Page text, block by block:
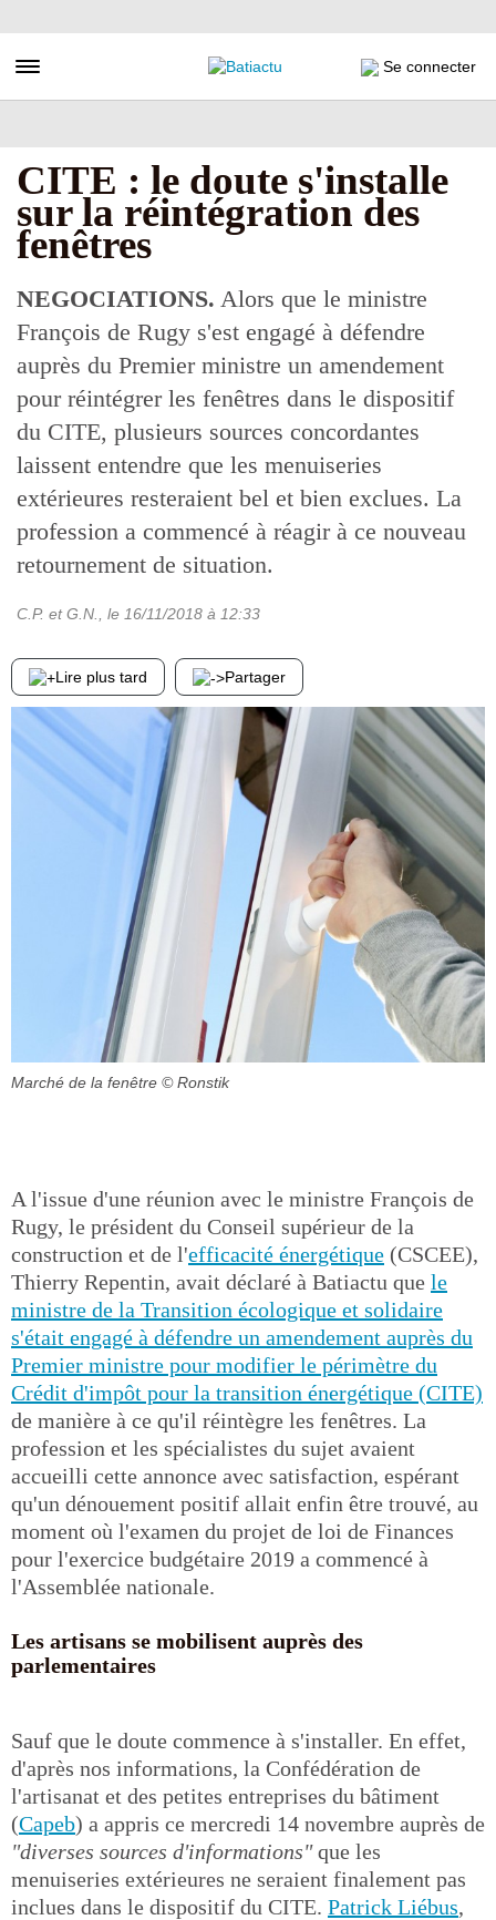
au
principal
Toggle navigation Se connecter
CITE : le doute s'installe
sur la réintégration des
fenêtres
NEGOCIATIONS. Alors que le ministre
François de Rugy s'est engagé à défendre
auprès du Premier ministre un amendement
pour réintégrer les fenêtres dans le dispositif
du CITE, plusieurs sources concordantes
laissent entendre que les menuiseries
extérieures resteraient bel et bien exclues. La
profession a commencé à réagir à ce nouveau
retournement de situation.
C.P. et G.N. , le 16/11/2018 à 12:33
Lire plus tard Partager
Marché de la fenêtre © Ronstik
A l'issue d'une réunion avec le ministre François de
Rugy, le président du Conseil supérieur de la
construction et de l'efficacité énergétique (CSCEE),
Thierry Repentin, avait déclaré à Batiactu que le
ministre de la Transition écologique et solidaire
s'était engagé à défendre un amendement auprès du
Premier ministre pour modifier le périmètre du
Crédit d'impôt pour la transition énergétique (CITE)
de manière à ce qu'il réintègre les fenêtres. La
profession et les spécialistes du sujet avaient
accueilli cette annonce avec satisfaction, espérant
qu'un dénouement positif allait enfin être trouvé, au
moment où l'examen du projet de loi de Finances
pour l'exercice budgétaire 2019 a commencé à
l'Assemblée nationale.
Les artisans se mobilisent auprès des
parlementaires
Sauf que le doute commence à s'installer. En effet,
d'après nos informations, la Confédération de
l'artisanat et des petites entreprises du bâtiment
(Capeb) a appris ce mercredi 14 novembre auprès de
"diverses sources d'informations"que les
menuiseries extérieures ne seraient finalement pas
inclues dans le dispositif du CITE. Patrick Liébus,